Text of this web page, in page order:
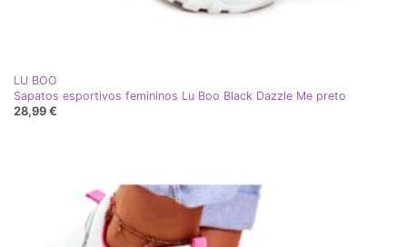
LU BOO
Sapatos esportivos femininos Lu Boo Black Dazzle Me preto
28,99 €